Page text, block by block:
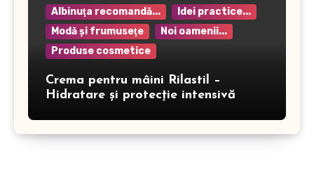
Albinuţa recomandă...
Idei practice...
Modă şi frumuseţe
Noi oamenii...
Produse cosmetice
Crema pentru mâini Rilastil –
Hidratare și protecție intensivă